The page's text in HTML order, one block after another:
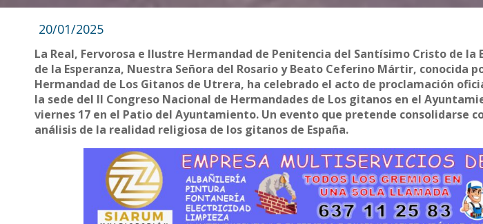
20/01/2025
La Real, Fervorosa e Ilustre Hermandad de Penitencia del Santísimo Cristo de la
de la Esperanza, Nuestra Señora del Rosario y Beato Ceferino Mártir, conocida
Hermandad de Los Gitanos de Utrera, ha celebrado el acto de proclamación
la sede del II Congreso Nacional de Hermandades de Los gitanos en el
viernes 17 en el Patio del Ayuntamiento. Un evento que pretende consolidarse
análisis de la realidad religiosa de los gitanos de España.